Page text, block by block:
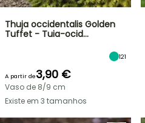
Thuja occidentalis Golden
Tuffet - Tuia-ocid…
121
A partir de3,90 €
Vaso de 8/9 cm
Existe em 3 tamanhos